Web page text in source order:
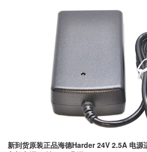
新到货原装正品海德Harder 24V 2.5A 电源